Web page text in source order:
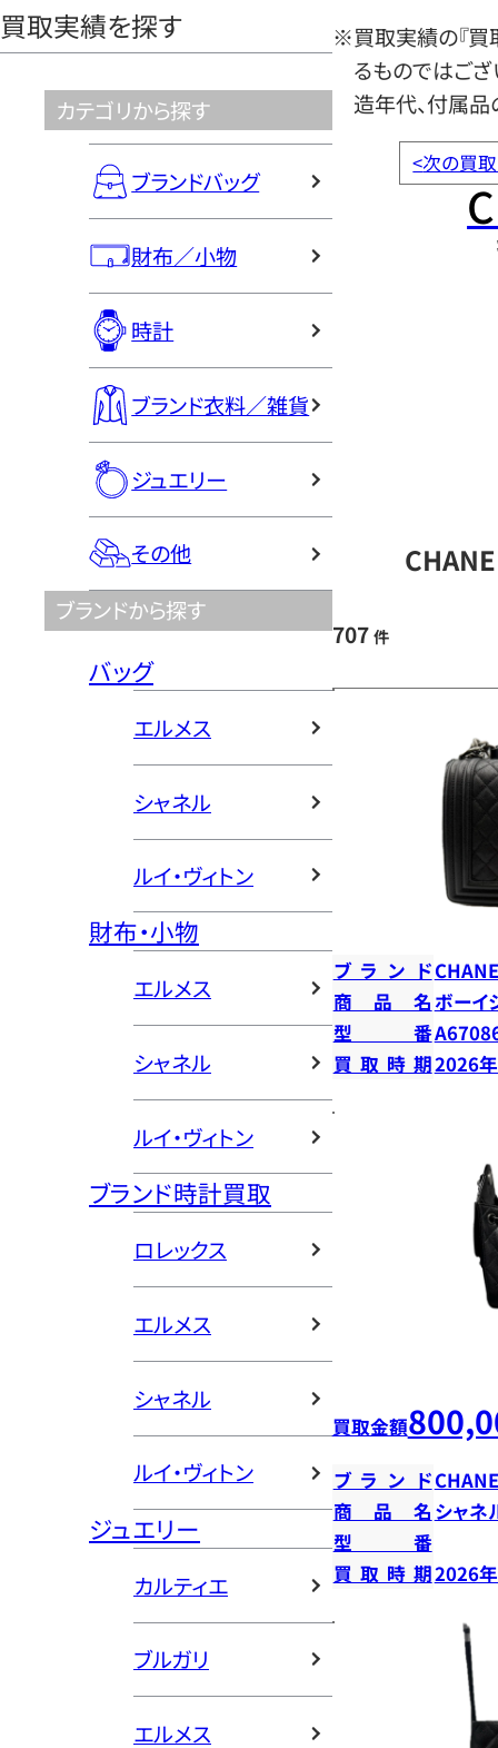
買取実績を探す
カテゴリから探す
ブランドバッグ
財布／小物
時計
ブランド衣料／雑貨
ジュエリー
その他
ブランドから探す
バッグ
エルメス
シャネル
ルイ・ヴィトン
財布・小物
エルメス
シャネル
ルイ・ヴィトン
ブランド時計買取
ロレックス
エルメス
シャネル
ルイ・ヴィトン
ジュエリー
カルティエ
ブルガリ
エルメス
※買取実績の『買
るものではござ
造年代、付属品
<次の買
707 件
ブランド
商品名ボーイ
型番
買取時期2026
買取金額
ブランド
商品名 シャネ
型番
買取時期2026